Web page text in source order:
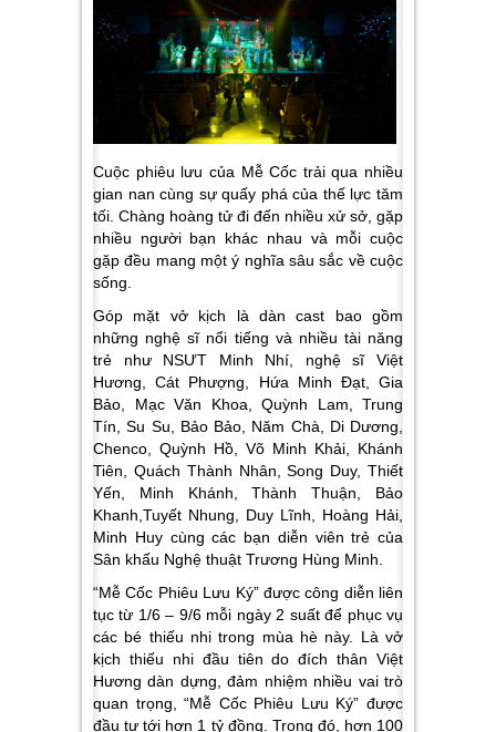
Cuộc phiêu lưu của Mễ Cốc trải qua nhiều
gian nan cùng sự quấy phá của thế lực tăm
tối. Chàng hoàng tử đi đến nhiều xử sở, gặp
nhiều người bạn khác nhau và mỗi cuộc
gặp đều mang một ý nghĩa sâu sắc về cuộc
sống.
Góp mặt vở kịch là dàn cast bao gồm
những nghệ sĩ nổi tiếng và nhiều tài năng
trẻ như NSƯT Minh Nhí, nghệ sĩ Việt
Hương, Cát Phượng, Hứa Minh Đạt, Gia
Bảo, Mạc Văn Khoa, Quỳnh Lam, Trung
Tín, Su Su, Bảo Bảo, Năm Chà, Di Dương,
Chenco, Quỳnh Hồ, Võ Minh Khải, Khánh
Tiên, Quách Thành Nhân, Song Duy, Thiết
Yến, Minh Khánh, Thành Thuận, Bảo
Khanh,Tuyết Nhung, Duy Lĩnh, Hoàng Hải,
Minh Huy cùng các bạn diễn viên trẻ của
Sân khấu Nghệ thuật Trương Hùng Minh.
“Mễ Cốc Phiêu Lưu Ký” được công diễn liên
tục từ 1/6 – 9/6 mỗi ngày 2 suất để phục vụ
các bé thiếu nhi trong mùa hè này. Là vở
kịch thiếu nhi đầu tiên do đích thân Việt
Hương dàn dựng, đảm nhiệm nhiều vai trò
quan trọng, “Mễ Cốc Phiêu Lưu Ký” được
đầu tư tới hơn 1 tỷ đồng. Trong đó, hơn 100